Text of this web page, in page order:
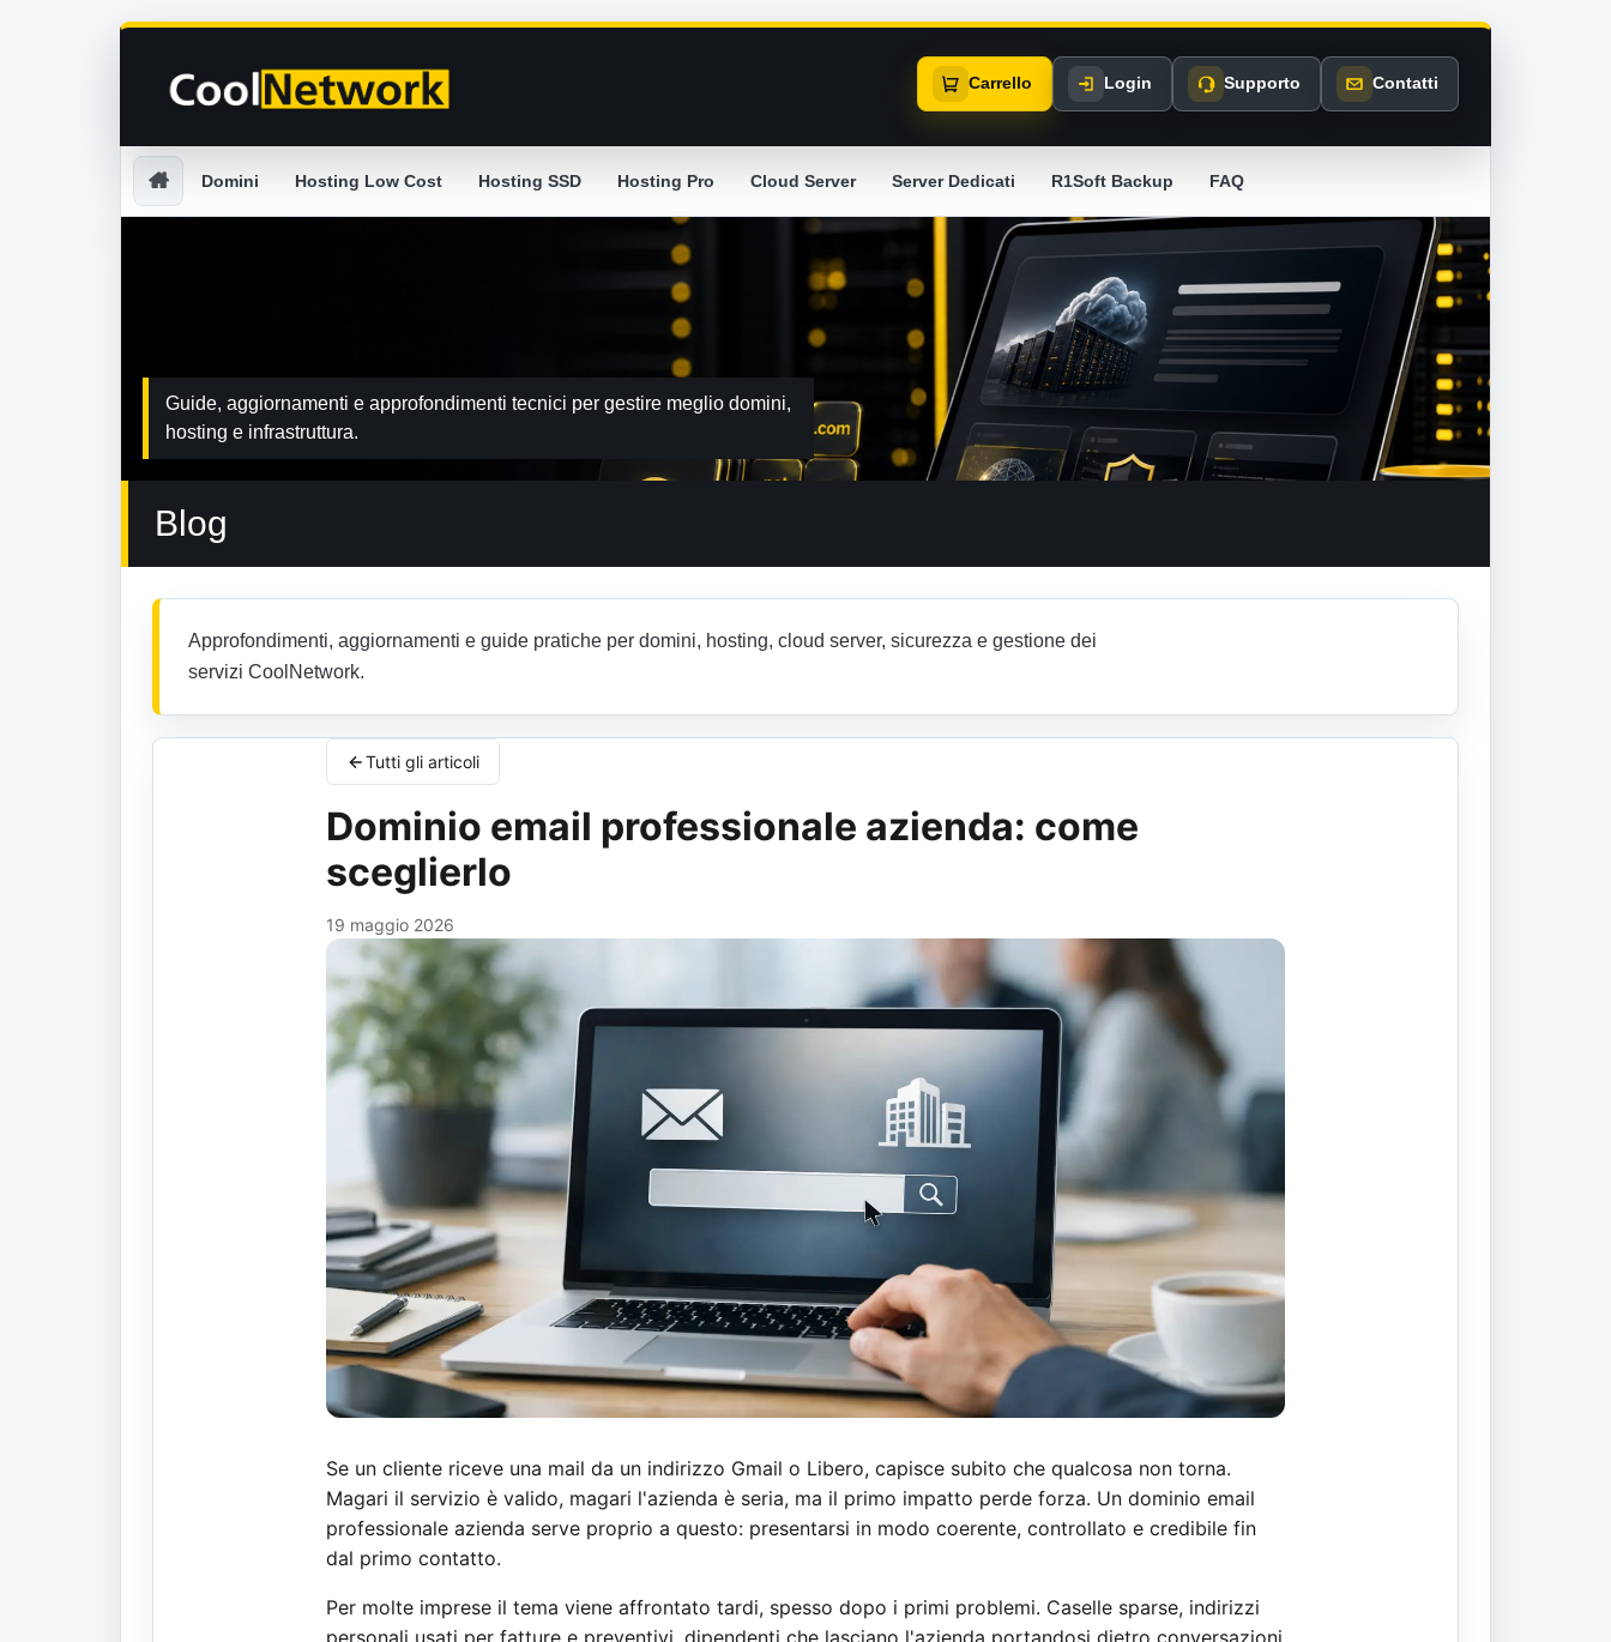
Carrello Login Supporto Contatti
Domini Hosting Low Cost Hosting SSD Hosting Pro Cloud Server Server Dedicati R1Soft Backup FAQ
Guide, aggiornamenti e approfondimenti tecnici per gestire meglio domini,
hosting e infrastruttura.
Blog
Approfondimenti, aggiornamenti e guide pratiche per domini, hosting, cloud server, sicurezza e gestione dei
servizi CoolNetwork.
Tutti gli articoli
Dominio email professionale azienda: come
sceglierlo
19 maggio 2026
Se un cliente riceve una mail da un indirizzo Gmail o Libero, capisce subito che qualcosa non torna.
Magari il servizio è valido, magari l'azienda è seria, ma il primo impatto perde forza. Un dominio email
professionale azienda serve proprio a questo: presentarsi in modo coerente, controllato e credibile fin
dal primo contatto.
Per molte imprese il tema viene affrontato tardi, spesso dopo i primi problemi. Caselle sparse, indirizzi
personali usati per fatture e preventivi, dipendenti che lasciano l'azienda portandosi dietro conversazioni